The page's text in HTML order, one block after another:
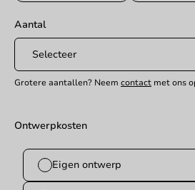
Aantal
Grotere aantallen? Neem contact met ons
Ontwerpkosten
Eigen ontwerp